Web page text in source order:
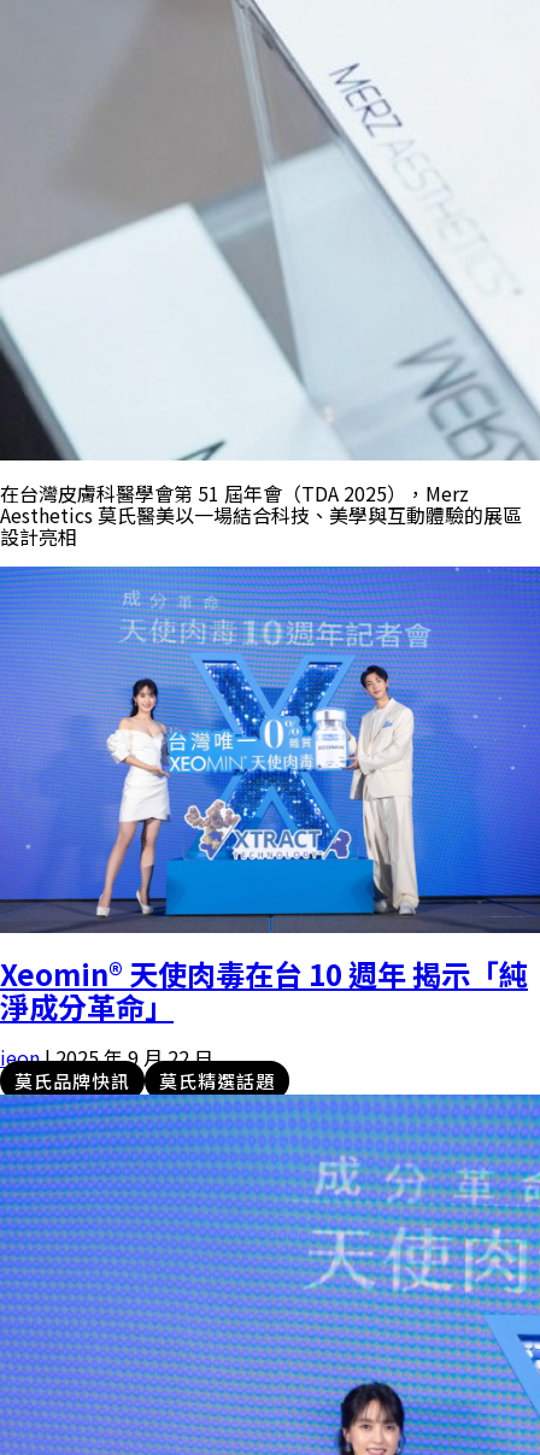
在台灣皮膚科醫學會第 51 屆年會（TDA 2025），Merz
Aesthetics 莫氏醫美以一場結合科技、美學與互動體驗的展區
設計亮相
Xeomin® 天使肉毒在台 10 週年 揭示「純
淨成分革命」
ieon|2025 年 9 月 22 日
莫氏品牌快訊 莫氏精選話題